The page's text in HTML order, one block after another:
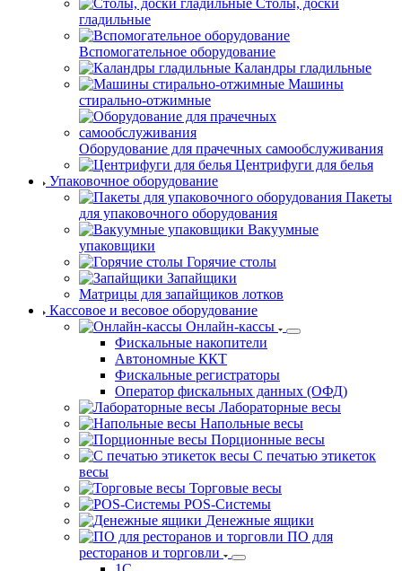
гладильные
Вспомогательное оборудование
Каландры гладильные
Машины
стирально-отжимные
Оборудование для прачечных самообслуживания
Центрифуги для белья
Упаковочное оборудование
Пакеты
для упаковочного оборудования
Вакуумные
упаковщики
Горячие столы
Запайщики
Матрицы для запайщиков лотков
Кассовое и весовое оборудование
Онлайн-кассы
Фискальные накопители
Автономные ККТ
Фискальные регистраторы
Оператор фискальных данных (ОФД)
Лабораторные весы
Напольные весы
Порционные весы
С печатью этикеток
весы
Торговые весы
POS-Системы
Денежные ящики
ПО для
ресторанов и торговли